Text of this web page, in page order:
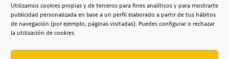
Utilizamos cookies propias y de terceros para fines analíticos y para mostrarte
publicidad personalizada en base a un perfil elaborado a partir de tus hábitos
de navegación (por ejemplo, páginas visitadas). Puedes configurar o rechazar
la utilización de cookies.
secretaria@cbcanarias.es
+34 922 253 684